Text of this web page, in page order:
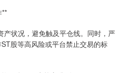
产状况，避免触及平仓线。同时，严
股等高风险或平台禁止交易的标